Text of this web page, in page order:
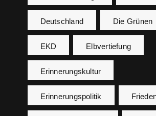
Deutschland Die Grünen
EKD Elbvertiefung
Erinnerungskultur
Erinnerungspolitik